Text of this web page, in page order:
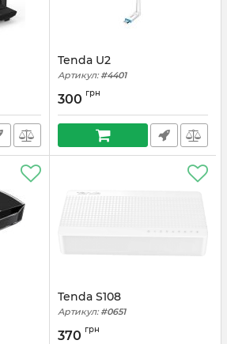
Tenda U2
Артикул: #4401
300 грн
Tenda S108
Артикул: #0651
370 грн